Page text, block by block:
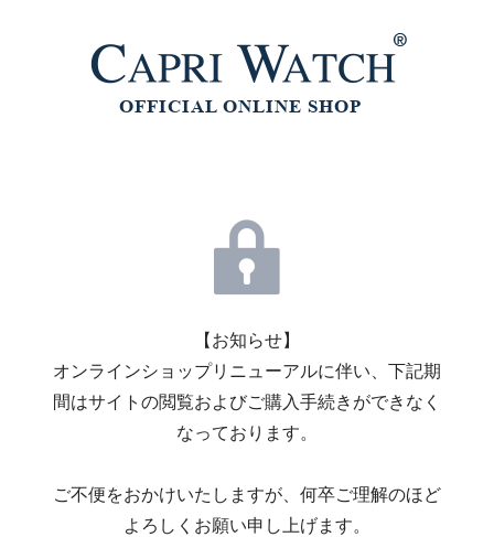
【お知らせ】
オンラインショップリニューアルに伴い、下記期
間はサイトの閲覧およびご購入手続きができなく
なっております。
ご不便をおかけいたしますが、何卒ご理解のほど
よろしくお願い申し上げます。